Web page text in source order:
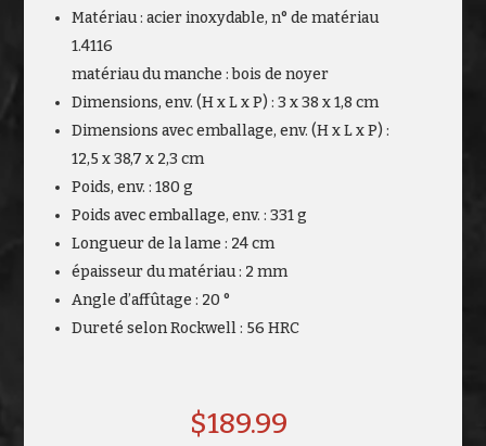
Matériau : acier inoxydable, n° de matériau
1.4116
matériau du manche : bois de noyer
Dimensions, env. (H x L x P) : 3 x 38 x 1,8 cm
Dimensions avec emballage, env. (H x L x P) :
12,5 x 38,7 x 2,3 cm
Poids, env. : 180 g
Poids avec emballage, env. : 331 g
Longueur de la lame : 24 cm
épaisseur du matériau : 2 mm
Angle d’affûtage : 20 °
Dureté selon Rockwell : 56 HRC
$189.99